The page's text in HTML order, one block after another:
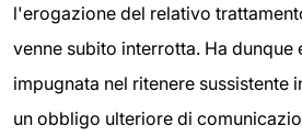
l'erogazione del relativo
venne subito interrotta. Ha dunque
impugnata nel ritenere sussistente
un obbligo ulteriore di